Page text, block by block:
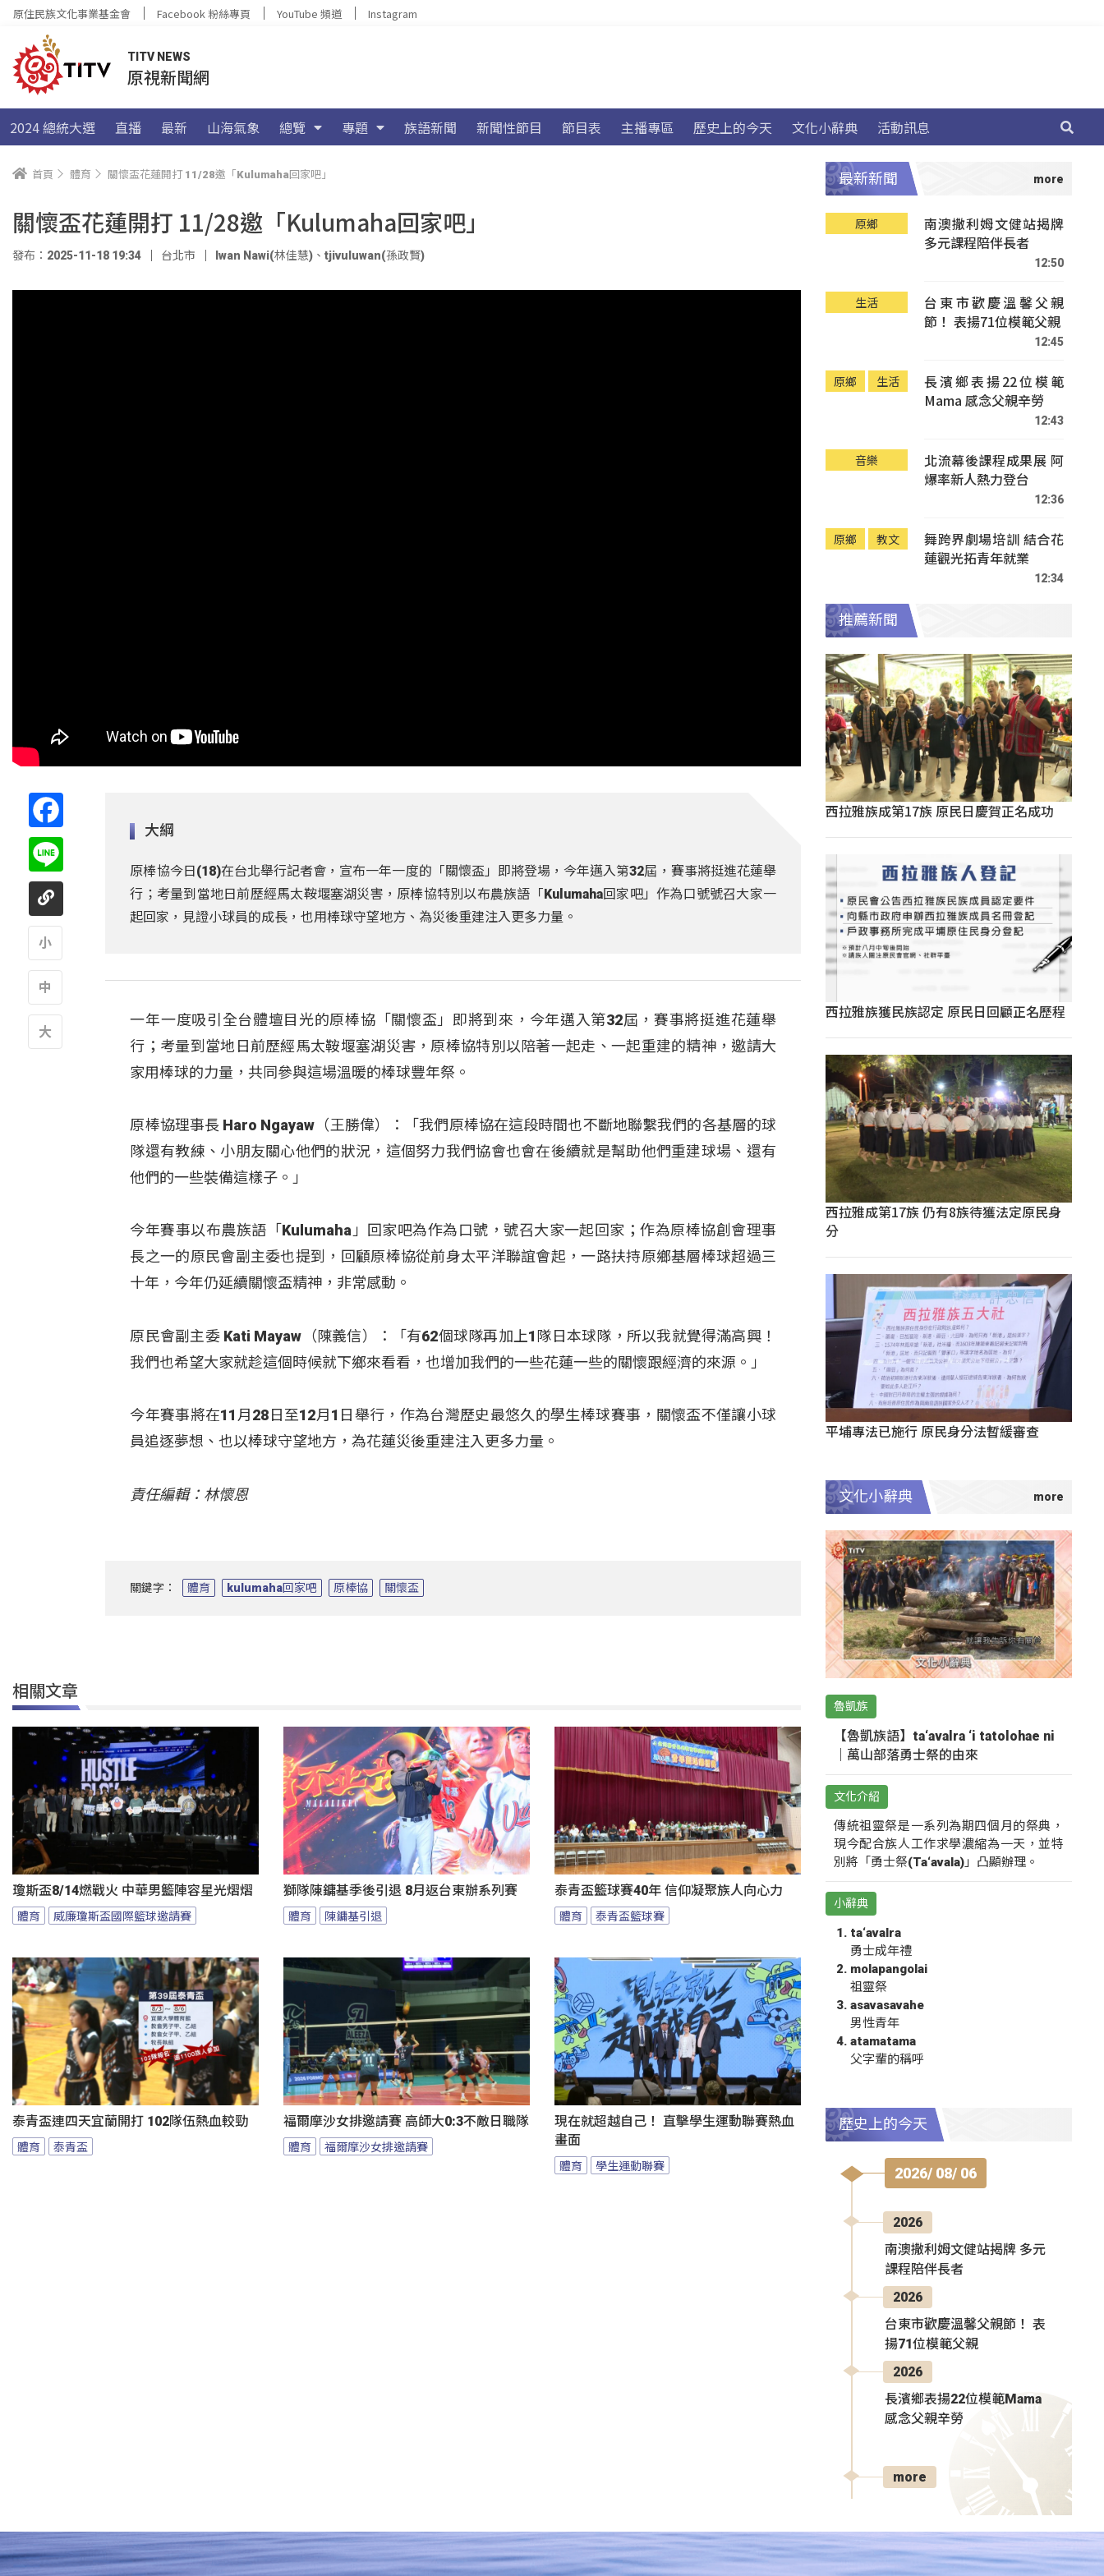
原住民族文化事業基金會 Facebook 粉絲專頁 YouTube 頻道 Instagram
TITV NEWS
原視新聞網
2024 總統大選 直播 最新 山海氣象 總覽 專題 族語新聞 新聞性節目 節目表 主播專區 歷史上的今天 文化小辭典 活動訊息
首頁 體育 關懷盃花蓮開打 11/28邀「Kulumaha回家吧」
關懷盃花蓮開打 11/28邀「Kulumaha回家吧」
發布：2025-11-18 19:34 台北市 Iwan Nawi(林佳慧) 、 tjivuluwan(孫政賢)
大綱
原棒協今日(18)在台北舉行記者會，宣布一年一度的「關懷盃」即將登場，今年邁入第32屆，賽事將挺進花蓮舉
行；考量到當地日前歷經馬太鞍堰塞湖災害，原棒協特別以布農族語「Kulumaha回家吧」作為口號號召大家一
起回家，見證小球員的成長，也用棒球守望地方、為災後重建注入更多力量。
一年一度吸引全台體壇目光的原棒協「關懷盃」即將到來，今年邁入第32屆，賽事將挺進花蓮舉
行；考量到當地日前歷經馬太鞍堰塞湖災害，原棒協特別以陪著一起走、一起重建的精神，邀請大
家用棒球的力量，共同參與這場溫暖的棒球豐年祭。
原棒協理事長 Haro Ngayaw（王勝偉）：「我們原棒協在這段時間也不斷地聯繫我們的各基層的球
隊還有教練、小朋友關心他們的狀況，這個努力我們協會也會在後續就是幫助他們重建球場、還有
他們的一些裝備這樣子。」
今年賽事以布農族語「Kulumaha」回家吧為作為口號，號召大家一起回家；作為原棒協創會理事
長之一的原民會副主委也提到，回顧原棒協從前身太平洋聯誼會起，一路扶持原鄉基層棒球超過三
十年，今年仍延續關懷盃精神，非常感動。
原民會副主委 Kati Mayaw（陳義信）：「有62個球隊再加上1隊日本球隊，所以我就覺得滿高興！
我們也希望大家就趁這個時候就下鄉來看看，也增加我們的一些花蓮一些的關懷跟經濟的來源。」
今年賽事將在11月28日至12月1日舉行，作為台灣歷史最悠久的學生棒球賽事，關懷盃不僅讓小球
員追逐夢想、也以棒球守望地方，為花蓮災後重建注入更多力量。
責任編輯：林懷恩
關鍵字： 體育 kulumaha回家吧 原棒協 關懷盃
相關文章
瓊斯盃8/14燃戰火 中華男籃陣容星光熠熠
體育 威廉瓊斯盃國際籃球邀請賽
獅隊陳鏞基季後引退 8月返台東辦系列賽
體育 陳鏞基引退
泰青盃籃球賽40年 信仰凝聚族人向心力
體育 泰青盃籃球賽
泰青盃連四天宜蘭開打 102隊伍熱血較勁
體育 泰青盃
福爾摩沙女排邀請賽 高師大0:3不敵日職隊
體育 福爾摩沙女排邀請賽
現在就超越自己！ 直擊學生運動聯賽熱血
畫面
體育 學生運動聯賽
最新新聞
原鄉
南澳撒利姆文健站揭牌
多元課程陪伴長者
12:50
生活
台東市歡慶溫馨父親
節！ 表揚71位模範父親
12:45
原鄉 生活
長濱鄉表揚22位模範
Mama 感念父親辛勞
12:43
音樂
北流幕後課程成果展 阿
爆率新人熱力登台
12:36
原鄉 教文
舞跨界劇場培訓 結合花
蓮觀光拓青年就業
12:34
推薦新聞
西拉雅族成第17族 原民日慶賀正名成功
西拉雅族獲民族認定 原民日回顧正名歷程
西拉雅成第17族 仍有8族待獲法定原民身
分
平埔專法已施行 原民身分法暫緩審查
文化小辭典
魯凱族
【魯凱族語】ta‘avalra ‘i tatolohae ni
｜萬山部落勇士祭的由來
文化介紹
傳統祖靈祭是一系列為期四個月的祭典，
現今配合族人工作求學濃縮為一天，並特
別將「勇士祭(Ta‘avala)」凸顯辦理。
小辭典
ta‘avalra
勇士成年禮
molapangolai
祖靈祭
asavasavahe
男性青年
atamatama
父字輩的稱呼
歷史上的今天
2026/ 08/ 06
2026
南澳撒利姆文健站揭牌 多元
課程陪伴長者
2026
台東市歡慶溫馨父親節！ 表
揚71位模範父親
2026
長濱鄉表揚22位模範Mama
感念父親辛勞
more